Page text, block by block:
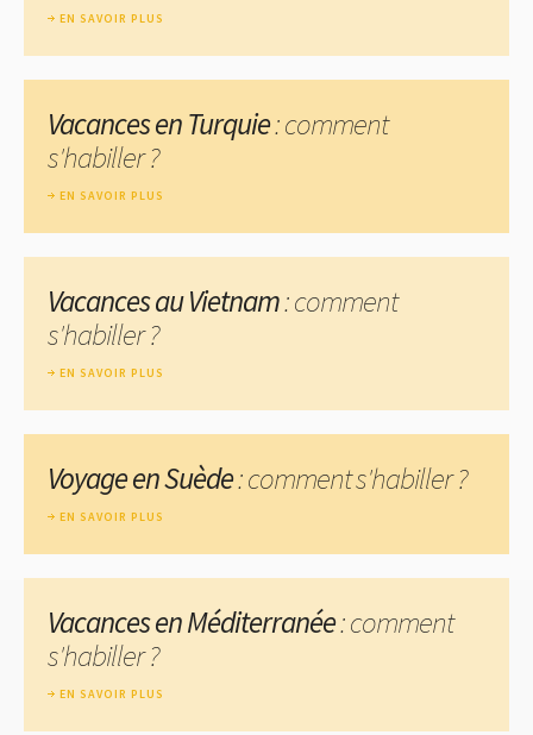
EN SAVOIR PLUS
Vacances en Turquie: comment
s'habiller ?
EN SAVOIR PLUS
Vacances au Vietnam: comment
s'habiller ?
EN SAVOIR PLUS
Voyage en Suède: comment s'habiller ?
EN SAVOIR PLUS
Vacances en Méditerranée: comment
s'habiller ?
EN SAVOIR PLUS